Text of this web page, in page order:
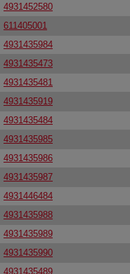
4931452580
611405001
4931435984
4931435473
4931435481
4931435919
4931435484
4931435985
4931435986
4931435987
4931446484
4931435988
4931435989
4931435990
4931435489